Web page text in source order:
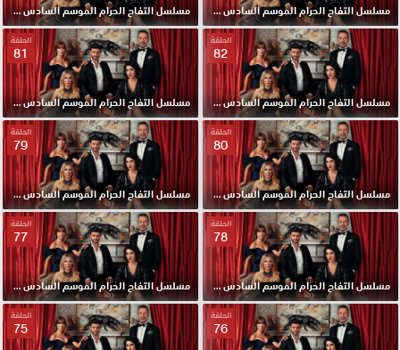
مسلسل التفاح الحرام الموسم السادس مدبلج الحلقة 84 HD مسلسل التفاح الحرام الموسم السادس مدبلج الحلقة 83 HD
الحلقة
82
مسلسل التفاح الحرام الموسم السادس مدبلج الحلقة 82 HD
الحلقة
81
مسلسل التفاح الحرام الموسم السادس مدبلج الحلقة 81 HD
الحلقة
80
مسلسل التفاح الحرام الموسم السادس مدبلج الحلقة 80 HD
الحلقة
79
مسلسل التفاح الحرام الموسم السادس مدبلج الحلقة 79 HD
الحلقة
78
مسلسل التفاح الحرام الموسم السادس مدبلج الحلقة 78 HD
الحلقة
77
مسلسل التفاح الحرام الموسم السادس مدبلج الحلقة 77 HD
الحلقة
76
الحلقة
75